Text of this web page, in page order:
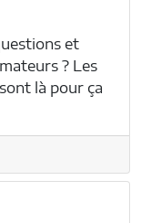
et
? Les
là pour ça